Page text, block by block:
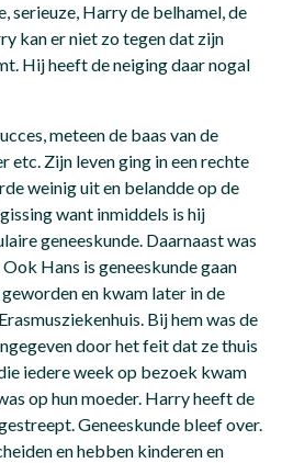
serieuze, Harry de belhamel, de
kan er niet zo tegen dat zijn
Hij heeft de neiging daar nogal
meteen de baas van de
etc. Zijn leven ging in een rechte
weinig uit en belandde op de
want inmiddels is hij
geneeskunde. Daarnaast was
Hans is geneeskunde gaan
en kwam later in de
Bij hem was de
door het feit dat ze thuis
iedere week op bezoek kwam
op hun moeder. Harry heeft de
Geneeskunde bleef over.
en hebben kinderen en